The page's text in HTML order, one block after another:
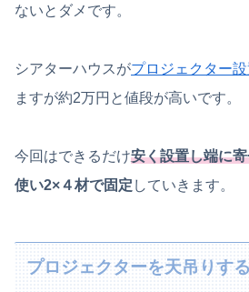
ないとダメです。
シアターハウスがプロジェクター
ますが約2万円と値段が高いです。
今回はできるだけ安く設置し端に
使い2×４材で固定 していきます。
プロジェクターを天吊りす